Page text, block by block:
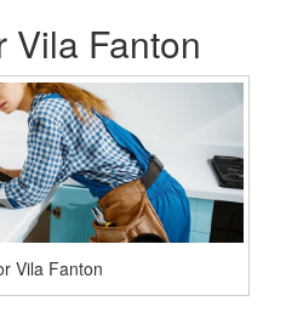
Vila Fanton
Vila Fanton